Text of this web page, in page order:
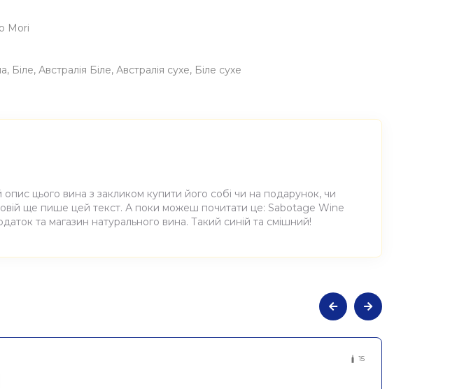
Mori
Біле Австралія Біле Австралія сухе Біле сухе
цього вина з закликом купити його собі чи на подарунок, чи
ще пише цей текст. А поки можеш почитати це: Sabotage Wine
та магазин натурального вина. Такий синій та смішний!
15